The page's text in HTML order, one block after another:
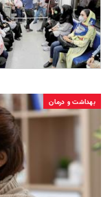
بهداشت و درمان